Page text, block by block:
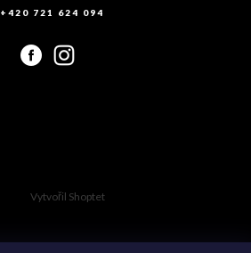
+420 721 624 094
Vytvořil Shoptet